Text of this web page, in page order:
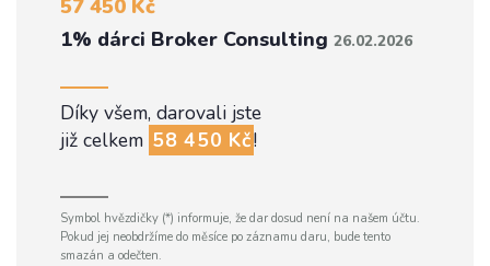
57 450 Kč
1% dárci Broker Consulting 26.02.2026
Díky všem, darovali jste
již celkem 58 450 Kč!
Symbol hvězdičky (*) informuje, že dar dosud není na našem účtu.
Pokud jej neobdržíme do měsíce po záznamu daru, bude tento
smazán a odečten.